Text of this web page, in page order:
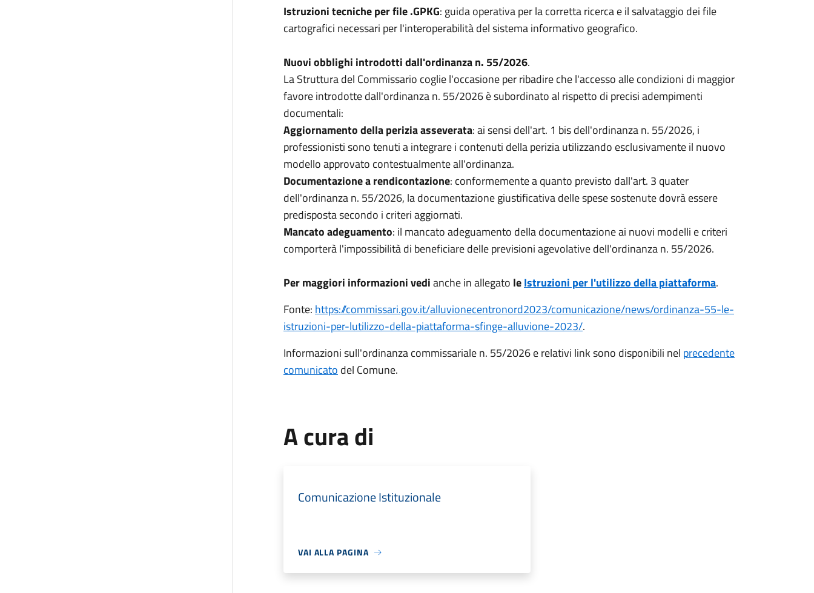
Istruzioni tecniche per file .GPKG: guida operativa per la corretta ricerca e il salvataggio dei file
cartografici necessari per l'interoperabilità del sistema informativo geografico.
Nuovi obblighi introdotti dall'ordinanza n. 55/2026.
La Struttura del Commissario coglie l'occasione per ribadire che l'accesso alle condizioni di maggior
favore introdotte dall'ordinanza n. 55/2026 è subordinato al rispetto di precisi adempimenti
documentali:
Aggiornamento della perizia asseverata: ai sensi dell'art. 1 bis dell'ordinanza n. 55/2026, i
professionisti sono tenuti a integrare i contenuti della perizia utilizzando esclusivamente il nuovo
modello approvato contestualmente all'ordinanza.
Documentazione a rendicontazione: conformemente a quanto previsto dall'art. 3 quater
dell'ordinanza n. 55/2026, la documentazione giustificativa delle spese sostenute dovrà essere
predisposta secondo i criteri aggiornati.
Mancato adeguamento: il mancato adeguamento della documentazione ai nuovi modelli e criteri
comporterà l'impossibilità di beneficiare delle previsioni agevolative dell'ordinanza n. 55/2026.
Per maggiori informazioni vedianche in allegato leIstruzioni per l'utilizzo della piattaforma.
Fonte: https://commissari.gov.it/alluvionecentronord2023/comunicazione/news/ordinanza-55-le-
istruzioni-per-lutilizzo-della-piattaforma-sfinge-alluvione-2023/.
Informazioni sull'ordinanza commissariale n. 55/2026 e relativi link sono disponibili nel precedente
comunicato del Comune.
A cura di
Comunicazione Istituzionale
VAI ALLA PAGINA